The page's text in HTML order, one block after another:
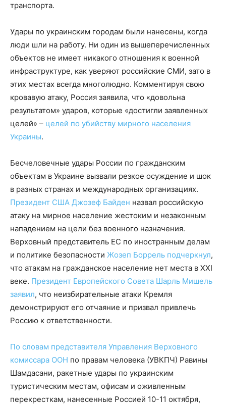
транспорта.
Удары по украинским городам были нанесены, когда
люди шли на работу. Ни один из вышеперечисленных
объектов не имеет никакого отношения к военной
инфраструктуре, как уверяют российские СМИ, зато в
этих местах всегда многолюдно. Комментируя свою
кровавую атаку, Россия заявила, что «довольна
результатом» ударов, которые «достигли заявленных
целей» – целей по убийству мирного населения
Украины.
Бесчеловечные удары России по гражданским
объектам в Украине вызвали резкое осуждение и шок
в разных странах и международных организациях.
Президент США Джозеф Байден назвал российскую
атаку на мирное население жестоким и незаконным
нападением на цели без военного назначения.
Верховный представитель ЕС по иностранным делам
и политике безопасности Жозеп Боррель подчеркнул,
что атакам на гражданское население нет места в XXI
веке. Президент Европейского Совета Шарль Мишель
заявил, что неизбирательные атаки Кремля
демонстрируют его отчаяние и призвал привлечь
Россию к ответственности.
По словам представителя Управления Верховного
комиссара ООН по правам человека (УВКПЧ) Равины
Шамдасани, ракетные удары по украинским
туристическим местам, офисам и оживленным
перекресткам, нанесенные Россией 10-11 октября,